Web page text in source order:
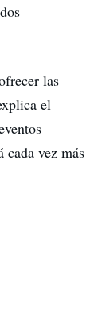
las
el
cada vez más